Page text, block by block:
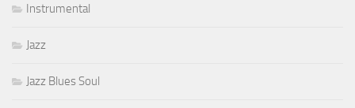
Instrumental
Jazz
Jazz Blues Soul